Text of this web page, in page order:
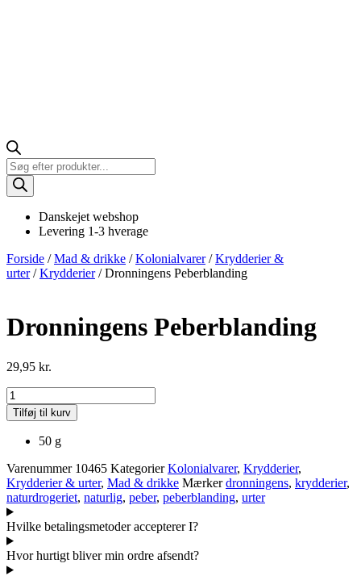
Products
search
Danskejet webshop
Levering 1-3 hverage
Forside /Mad & drikke /Kolonialvarer/Krydderier &
urter/Krydderier/ Dronningens Peberblanding
Dronningens Peberblanding
29,95 kr.
Dronningens
Peberblanding
antal
Tilføj til kurv
50 g
Varenummer 10465 Kategorier Kolonialvarer, Krydderier,
Krydderier & urter, Mad & drikke Mærker dronningens, krydderier,
naturdrogeriet, naturlig, peber, peberblanding, urter
Hvilke betalingsmetoder accepterer I?
Hvor hurtigt bliver min ordre afsendt?